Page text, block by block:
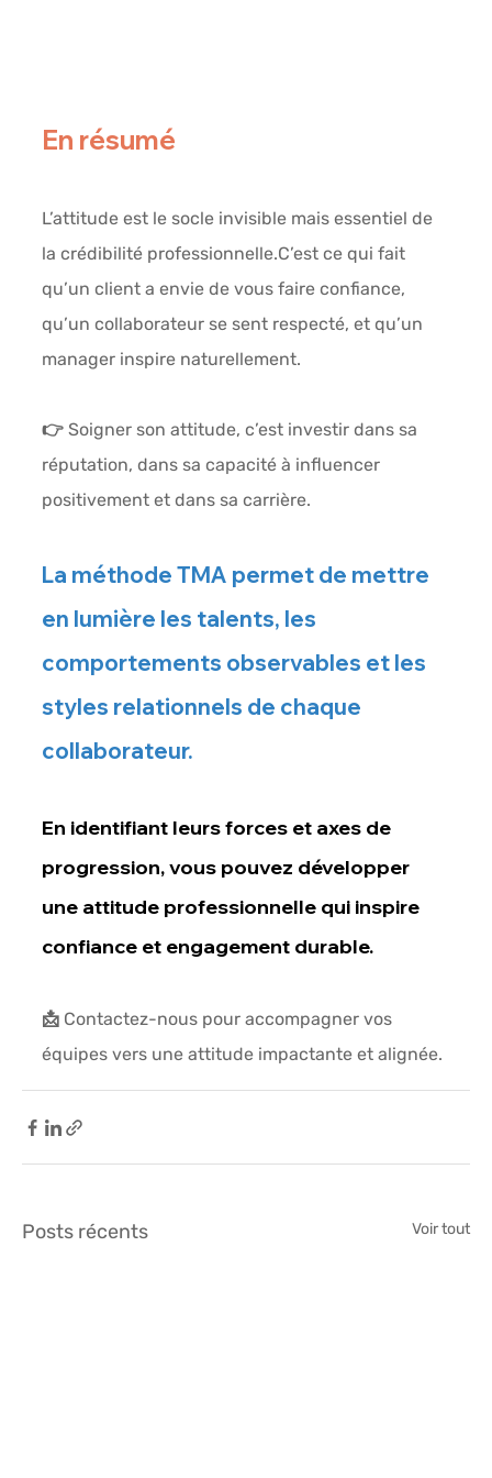
En résumé
L’attitude est le socle invisible mais essentiel de
la crédibilité professionnelle.C’est ce qui fait
qu’un client a envie de vous faire confiance,
qu’un collaborateur se sent respecté, et qu’un
manager inspire naturellement.
👉 Soigner son attitude, c’est investir dans sa
réputation, dans sa capacité à influencer
positivement et dans sa carrière.
La méthode TMA permet de mettre
en lumière les talents, les
comportements observables et les
styles relationnels de chaque
collaborateur.
En identifiant leurs forces et axes de
progression, vous pouvez développer
une attitude professionnelle qui inspire
confiance et engagement durable.
📩 Contactez-nous pour accompagner vos
équipes vers une attitude impactante et alignée.
Posts récents Voir tout